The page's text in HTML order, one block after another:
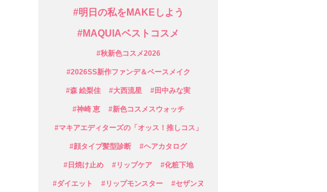
#明日の私をMAKEしよう
#MAQUIAベストコスメ
#秋新色コスメ2026
#2026SS新作ファンデ＆ベースメイク
#森 絵梨佳 #大西流星 #田中みな実
#神崎 恵 #新色コスメスウォッチ
#マキアエディターズの「オッス！推しコス」
#顔タイプ髪型診断 #ヘアカタログ
#日焼け止め #リップケア #化粧下地
#ダイエット #リップモンスター #セザンヌ